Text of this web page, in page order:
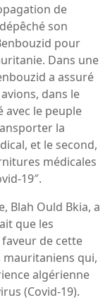
de
son
pour
Dans une
a assuré
dans le
le peuple
la
et le second,
médicales
19″.
Blah Ould Bkia, a
que les
de cette
qui,
algérienne
(Covid-19).